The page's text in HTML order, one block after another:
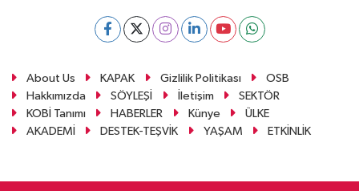
About Us KAPAK Gizlilik Politikası
OSB
Hakkımızda
SÖYLEŞİ İletişim
SEKTÖR
KOBİ Tanımı
HABERLER Künye
ÜLKE
AKADEMİ
DESTEK-TEŞVİK YAŞAM ETKİNLİK